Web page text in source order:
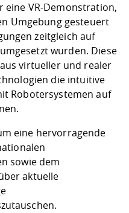
Jobs, Praktika,
eine VR-Demonstration,
Umgebung gesteuert
zeitgleich auf
wurden. Diese
virtueller und realer
die intuitive
Robotersystemen auf
eine hervorragende
sowie dem
aktuelle